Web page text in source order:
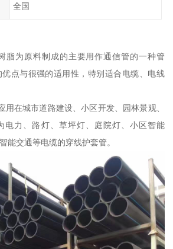
全国
脂为原料制成的主要用作通信管的一种管
点与很强的适用性，特别适合电缆、电线
用在城市道路建设、小区开发、园林景观、
电力、路灯、草坪灯、庭院灯、小区智能
能交通等电缆的穿线护套管。